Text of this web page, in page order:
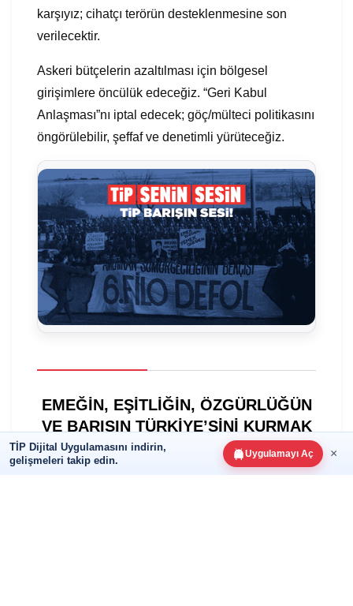
TİP Dijital Uygulamasını indirin,
gelişmeleri takip edin.
Uygulamayı Aç ×
karşıyız; cihatçı terörün desteklenmesine son
verilecektir.
Askeri bütçelerin azaltılması için bölgesel
girişimlere öncülük edeceğiz. “Geri Kabul
Anlaşması”nı iptal edecek; göç/mülteci politikasını
öngörülebilir, şeffaf ve denetimli yürüteceğiz.
EMEĞİN, EŞİTLİĞİN, ÖZGÜRLÜĞÜN
VE BARIŞIN TÜRKİYE’SİNİ KURMAK
İÇİN
TİP SENİN, MECLİS SENİN!